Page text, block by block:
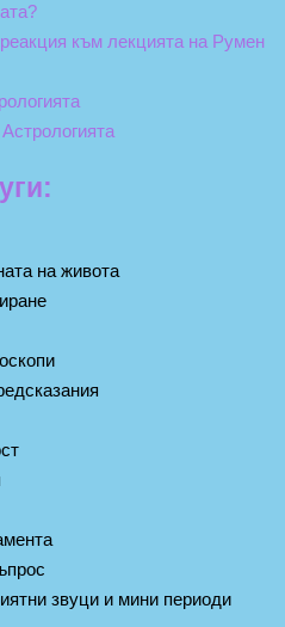
към лекцията на Румен
на живота
звуци и мини периоди